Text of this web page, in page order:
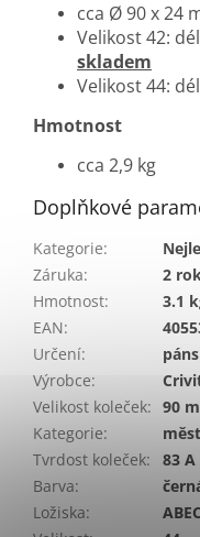
cca Ø 90 x 24
Velikost 42:
skladem
Velikost 44:
Hmotnost
cca 2,9 kg
Doplňkové
Kategorie:
Záruka:
2
Hmotnost:
3.1
EAN:
Určení:
Výrobce:
Velikost koleček: 90
Kategorie:
Tvrdost koleček:
83 A
Barva:
Ložiska: